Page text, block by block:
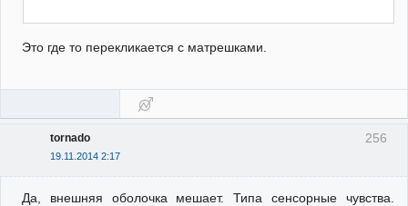
Это где то перекликается с матрешками.
256
tornado
19.11.2014 2:17
Да, внешняя оболочка мешает. Типа сенсорные чувства.